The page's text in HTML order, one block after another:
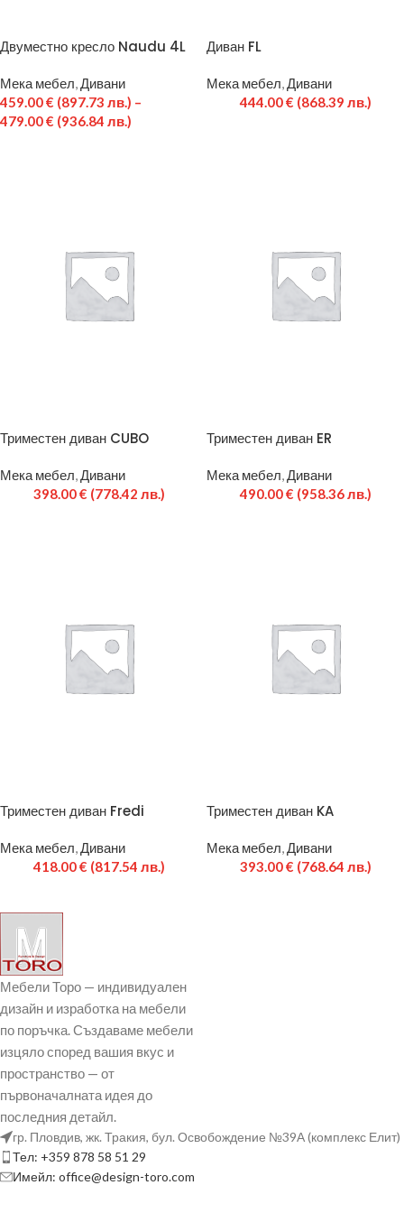
Двуместно кресло Naudu 4L
Мека мебел,Дивани
459.00€ (897.73 лв.) –
479.00€ (936.84 лв.)
Диван FL
Мека мебел,Дивани
444.00€ (868.39 лв.)
Триместен диван CUBO
Мека мебел,Дивани
398.00€ (778.42 лв.)
Триместен диван ER
Мека мебел,Дивани
490.00€ (958.36 лв.)
Триместен диван Fredi
Мека мебел,Дивани
418.00€ (817.54 лв.)
Триместен диван KA
Мека мебел,Дивани
393.00€ (768.64 лв.)
Мебели Торо — индивидуален
дизайн и изработка на мебели
по поръчка. Създаваме мебели
изцяло според вашия вкус и
пространство — от
първоначалната идея до
последния детайл.
гр. Пловдив, жк. Тракия, бул. Освобождение №39А (комплекс Елит)
Тел: +359 878 58 51 29
Имейл: office@design-toro.com